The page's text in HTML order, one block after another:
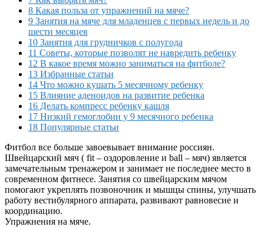
8 Какая польза от упражнений на мяче?
9 Занятия на мяче для младенцев с первых недель и до
шести месяцев
10 Занятия для грудничков с полугода
11 Советы, которые позволят не навредить ребенку
12 В какое время можно заниматься на фитболе?
13 Избранные статьи
14 Что можно кушать 5 месячному ребенку
15 Влияние аденоидов на развитие ребенка
16 Делать компресс ребенку кашля
17 Низкий гемоглобин у 9 месячного ребенка
18 Популярные статьи
Фитбол все больше завоевывает внимание россиян.
Швейцарский мяч ( fit – оздоровление и ball – мяч) является
замечательным тренажером и занимает не последнее место в
современном фитнесе. Занятия со швейцарским мячом
помогают укреплять позвоночник и мышцы спины, улучшать
работу вестибулярного аппарата, развивают равновесие и
координацию.
Упражнения на мяче.